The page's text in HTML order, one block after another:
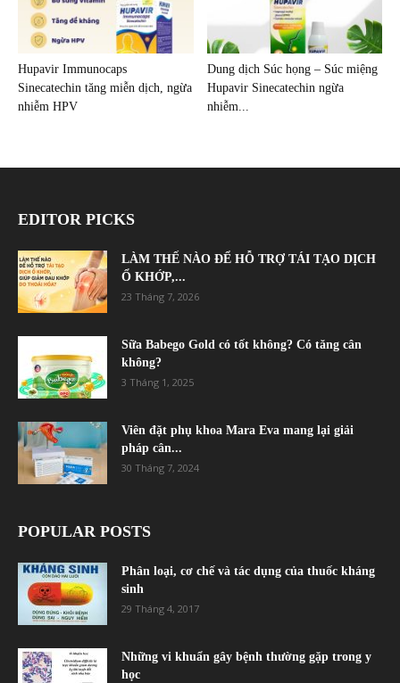
Hupavir Immunocaps
Sinecatechin tăng miễn dịch, ngừa
nhiễm HPV
Dung dịch Súc họng – Súc miệng
Hupavir Sinecatechin ngừa
nhiễm...
EDITOR PICKS
LÀM THẾ NÀO ĐỂ HỖ TRỢ TÁI TẠO DỊCH
Ổ KHỚP,...
23 Tháng 7, 2026
Sữa Babego Gold có tốt không? Có tăng cân
không?
3 Tháng 1, 2025
Viên đặt phụ khoa Mara Eva mang lại giải
pháp cân...
30 Tháng 7, 2024
POPULAR POSTS
Phân loại, cơ chế và tác dụng của thuốc kháng
sinh
29 Tháng 4, 2017
Những vi khuẩn gây bệnh thường gặp trong y
học